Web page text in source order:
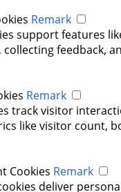
Remark
support features
collecting feedback,
Remark
track visitor
like visitor count,
Cookies Remark
deliver